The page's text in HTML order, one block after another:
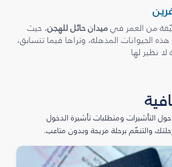
من العمر فيميدان حائل للهجن، حيث
الحيوانات المذهلة، وتراها فيما تتسابق،
نظير لها
التأشيرات ومتطلبات تأشيرة الدخول
والتنعّم برحلة مريحة وبدون متاعب.